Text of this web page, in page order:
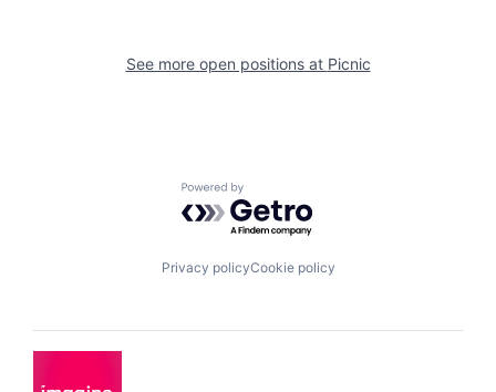
See more open positions at Picnic
Powered by Getro.com
Privacy policyCookie policy